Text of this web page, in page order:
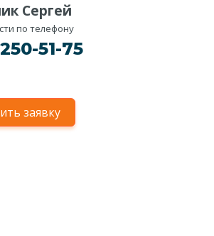
Сергей
по телефону
51-75
заявку